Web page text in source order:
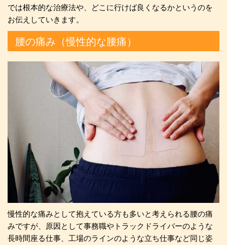
では根本的な治療法や、どこに行けば良くなるかというのを
お伝えしていきます。
腰の痛み（慢性的な腰痛）
慢性的な痛みとして抱えている方も多いと考えられる腰の痛
みですが、原因として事務職やトラックドライバーのような
長時間座る仕事、工場のラインのような立ち仕事など同じ姿